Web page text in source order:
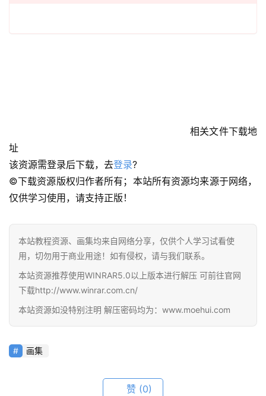
程
会
员
源
公
开
素
例
相关文件下载地
址
该资源需登录后下载，去登录?
©下载资源版权归作者所有；本站所有资源均来源于网络，
仅供学习使用，请支持正版！
本站教程资源、画集均来自网络分享，仅供个人学习试看使
用，切勿用于商业用途！如有侵权，请与我们联系。
本站资源推荐使用WINRAR5.0以上版本进行解压 可前往官网
下载http://www.winrar.com.cn/
本站资源如没特别注明 解压密码均为：www.moehui.com
画集
赞 (0)